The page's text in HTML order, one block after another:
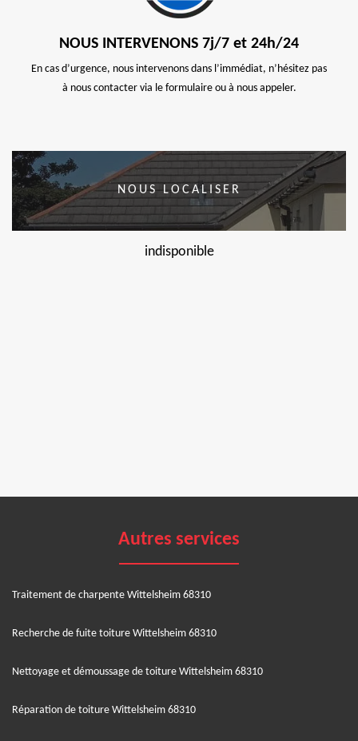
NOUS INTERVENONS 7j/7 et 24h/24
En cas d’urgence, nous intervenons dans l’immédiat, n’hésitez pas
à nous contacter via le formulaire ou à nous appeler.
NOUS LOCALISER
indisponible
Autres services
Traitement de charpente Wittelsheim 68310
Recherche de fuite toiture Wittelsheim 68310
Nettoyage et démoussage de toiture Wittelsheim 68310
Réparation de toiture Wittelsheim 68310